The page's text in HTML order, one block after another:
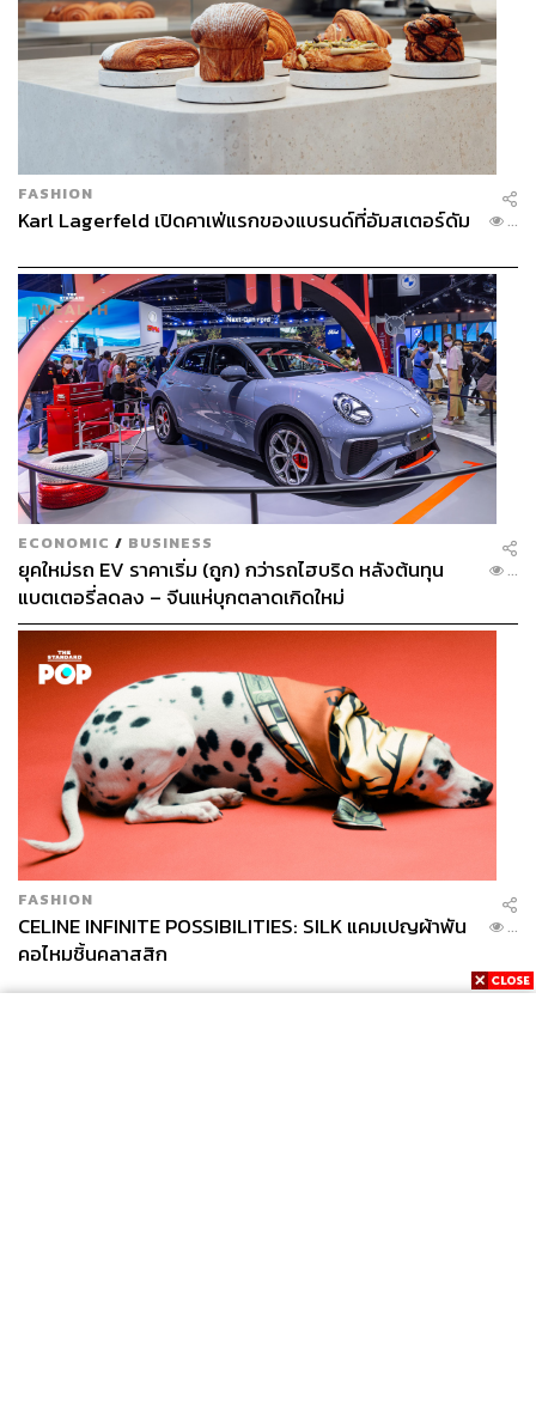
FASHION
Karl Lagerfeld เปิดคาเฟ่แรกของแบรนด์ที่อัมสเตอร์ดัม ...
ECONOMIC / BUSINESS
ยุคใหม่รถ EV ราคาเริ่ม (ถูก) กว่ารถไฮบริด หลังต้นทุน
แบตเตอรี่ลดลง – จีนแห่บุกตลาดเกิดใหม่
...
FASHION
CELINE INFINITE POSSIBILITIES: SILK แคมเปญผ้าพัน
คอไหมชิ้นคลาสสิก
...